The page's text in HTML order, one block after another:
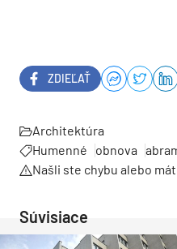
ZDIEĽAŤ
Architektúra
Humenné
obnova
Našli ste chybu alebo
Súvisiace